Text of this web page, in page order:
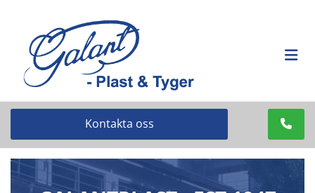
Kontakta oss